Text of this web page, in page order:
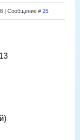
| Сообщение # 25